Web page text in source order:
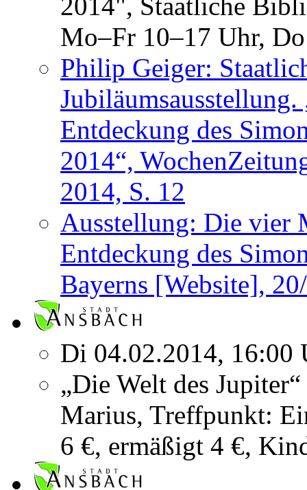
2014", Staatliche
Mo–Fr 10–17 Uhr,
Philip Geiger:
Entdeckung des
2014“,
2014, S. 12
Ausstellung: Die vier
Entdeckung des
Bayerns [Website],
Di 04.02.2014, 16:00
„Die Welt des
Marius, Treffpunkt:
6 €, ermäßigt 4 €,